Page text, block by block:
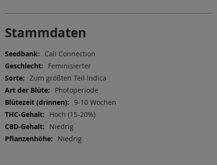
Stammdaten
Weitere
Informationen
Cali Connection
Feminisierter
Zum größten Teil Indica
Photoperiode
9-10 Wochen
Hoch (15-20%)
Niedrig
Niedrig